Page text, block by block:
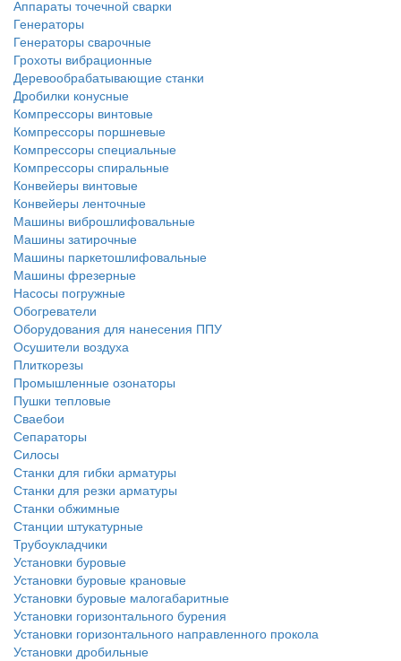
Аппараты точечной сварки
Генераторы
Генераторы сварочные
Грохоты вибрационные
Деревообрабатывающие станки
Дробилки конусные
Компрессоры винтовые
Компрессоры поршневые
Компрессоры специальные
Компрессоры спиральные
Конвейеры винтовые
Конвейеры ленточные
Машины виброшлифовальные
Машины затирочные
Машины паркетошлифовальные
Машины фрезерные
Насосы погружные
Обогреватели
Оборудования для нанесения ППУ
Осушители воздуха
Плиткорезы
Промышленные озонаторы
Пушки тепловые
Сваебои
Сепараторы
Силосы
Станки для гибки арматуры
Станки для резки арматуры
Станки обжимные
Станции штукатурные
Трубоукладчики
Установки буровые
Установки буровые крановые
Установки буровые малогабаритные
Установки горизонтального бурения
Установки горизонтального направленного прокола
Установки дробильные